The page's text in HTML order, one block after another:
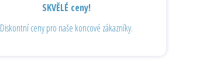
SKVĚLÉ ceny!
Diskontní ceny pro naše koncové zákazníky.